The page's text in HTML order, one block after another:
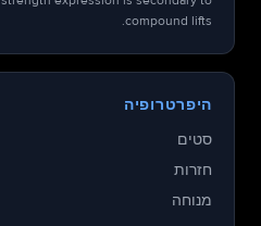
compound lifts.
היפרטרופיה
סטים
חזרות
מנוחה